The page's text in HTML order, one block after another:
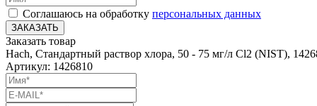
Соглашаюсь на обработку персональных данных
ЗАКАЗАТЬ
Заказать товар
Hach, Стандартный раствор хлора, 50 - 75 мг/л Cl2 (NIST),
Артикул: 1426810